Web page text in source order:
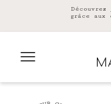
Découvrez
grâce aux